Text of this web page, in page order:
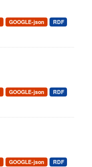
GOOGLE-json
RDF
GOOGLE-json
RDF
GOOGLE-json
RDF